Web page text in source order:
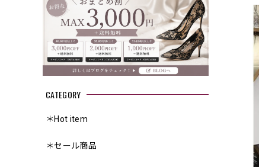
CATEGORY
＊Hot item
＊セール商品